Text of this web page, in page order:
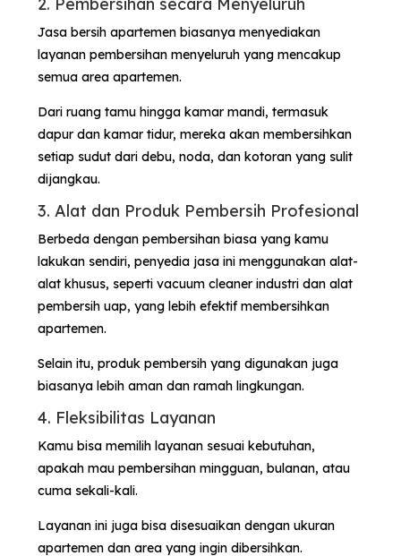
Jasa bersih apartemen biasanya menyediakan
layanan pembersihan menyeluruh yang mencakup
semua area apartemen.
Dari ruang tamu hingga kamar mandi, termasuk
dapur dan kamar tidur, mereka akan membersihkan
setiap sudut dari debu, noda, dan kotoran yang sulit
dijangkau.
3. Alat dan Produk Pembersih Profesional
Berbeda dengan pembersihan biasa yang kamu
lakukan sendiri, penyedia jasa ini menggunakan alat-
alat khusus, seperti vacuum cleaner industri dan alat
pembersih uap, yang lebih efektif membersihkan
apartemen.
Selain itu, produk pembersih yang digunakan juga
biasanya lebih aman dan ramah lingkungan.
4. Fleksibilitas Layanan
Kamu bisa memilih layanan sesuai kebutuhan,
apakah mau pembersihan mingguan, bulanan, atau
cuma sekali-kali.
Layanan ini juga bisa disesuaikan dengan ukuran
apartemen dan area yang ingin dibersihkan.